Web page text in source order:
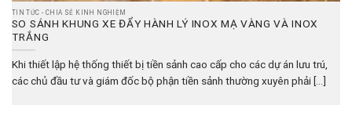
TIN TỨC - CHIA SẺ KINH NGHIỆM
SO SÁNH KHUNG XE ĐẨY HÀNH LÝ INOX MẠ VÀNG VÀ INOX
TRẮNG
Khi thiết lập hệ thống thiết bị tiền sảnh cao cấp cho các dự án lưu trú,
các chủ đầu tư và giám đốc bộ phận tiền sảnh thường xuyên phải [...]